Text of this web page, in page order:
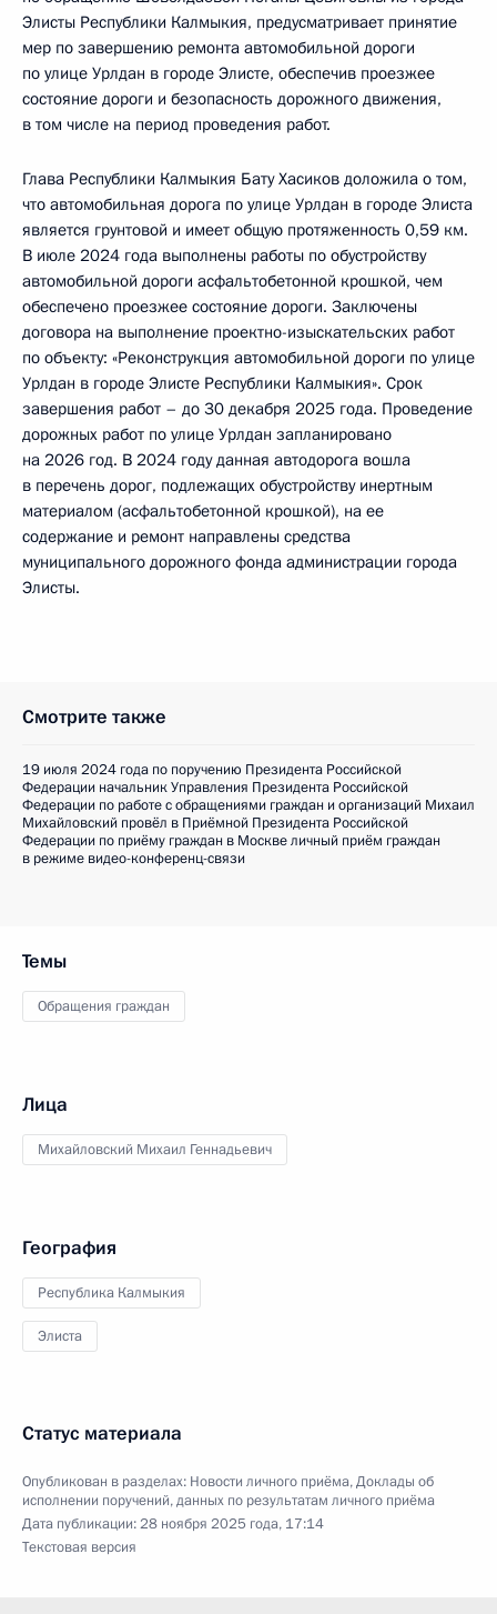
Элисты Республики Калмыкия, предусматривает принятие
мер по завершению ремонта автомобильной дороги
по улице Урлдан в городе Элисте, обеспечив проезжее
состояние дороги и безопасность дорожного движения,
в том числе на период проведения работ.
Глава Республики Калмыкия Бату Хасиков доложила о том,
что автомобильная дорога по улице Урлдан в городе Элиста
является грунтовой и имеет общую протяженность 0,59 км.
В июле 2024 года выполнены работы по обустройству
автомобильной дороги асфальтобетонной крошкой, чем
обеспечено проезжее состояние дороги. Заключены
договора на выполнение проектно-изыскательских работ
по объекту: «Реконструкция автомобильной дороги по улице
Урлдан в городе Элисте Республики Калмыкия». Срок
завершения работ – до 30 декабря 2025 года. Проведение
дорожных работ по улице Урлдан запланировано
на 2026 год. В 2024 году данная автодорога вошла
в перечень дорог, подлежащих обустройству инертным
материалом (асфальтобетонной крошкой), на ее
содержание и ремонт направлены средства
муниципального дорожного фонда администрации города
Элисты.
Смотрите также
19 июля 2024 года по поручению Президента Российской
Федерации начальник Управления Президента Российской
Федерации по работе с обращениями граждан и организаций Михаил
Михайловский провёл в Приёмной Президента Российской
Федерации по приёму граждан в Москве личный приём граждан
в режиме видео-конференц-связи
Темы
Обращения граждан
Лица
Михайловский Михаил Геннадьевич
География
Республика Калмыкия
Элиста
Статус материала
Опубликован в разделах: Новости личного приёма,Доклады об
исполнении поручений, данных по результатам личного приёма
Дата публикации:28 ноября 2025 года, 17:14
Текстовая версия